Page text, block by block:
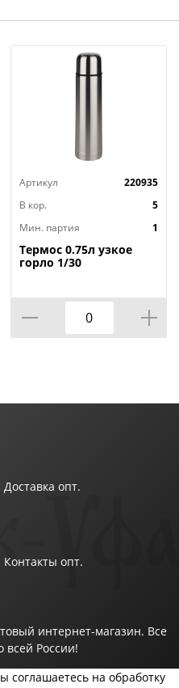
сворачиваются
полностью
кольцами (крепить
Артикул
220935
В кор.
5
Мин. партия
1
Термос 0.75л узкое
горло 1/30
Доставка опт.
Контакты опт.
интернет-магазин. Все
России!
соглашаетесь на обработку